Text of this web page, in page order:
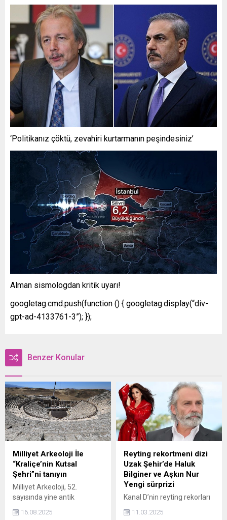
‘Politikanız çöktü, zevahiri kurtarmanın peşindesiniz’
Alman sismologdan kritik uyarı!
googletag.cmd.push(function () { googletag.display(“div-
gpt-ad-4133761-3”); });
Benzer Konular
Milliyet Arkeoloji İle
“Kraliçe’nin Kutsal
Şehri”ni tanıyın
Milliyet Arkeoloji, 52.
sayısında yine antik
kentlerde bir yolculuğa çıkıp
okurlarını tarihin ilginç
16.08.2025
Reyting rekortmeni dizi
Uzak Şehir’de Haluk
Bilginer ve Aşkın Nur
Yengi sürprizi
Kanal D’nin reyting rekorları
kıran dizisi ‘Uzak Şehir’
müzikleriyle de dikkat
11.03.2025